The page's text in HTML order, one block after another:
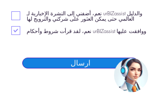
نعم، أضفني إلى النشرة الإخبارية لـ urBIZassist والدليل
العالمي حتى يمكن العثور على شركتي والترويج لها
نعم، لقد قرأت شروط وأحكام urBIZassist ووافقت عليها
ارسال